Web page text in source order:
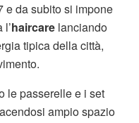
e da subito si impone
haircare lanciando
tipica della città,
le passerelle e i set
ampio spazio